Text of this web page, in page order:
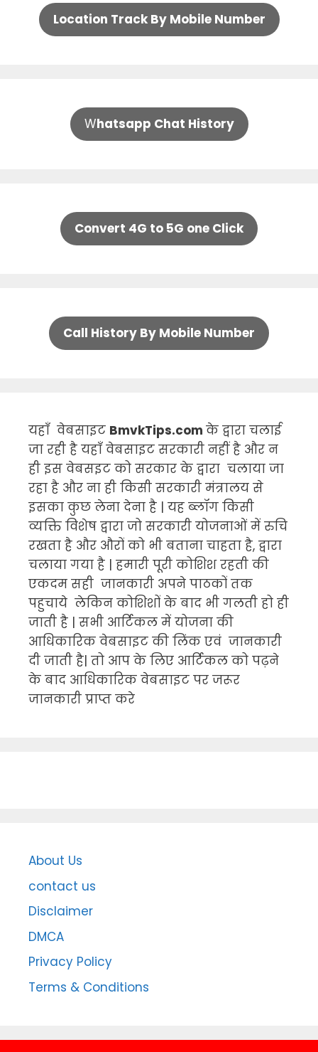
Location Track By Mobile Number
Whatsapp Chat History
Convert 4G to 5G one Click
Call History By Mobile Number
यहाँ वेबसाइट BmvkTips.com के द्वारा चलाई
जा रही है यहाँ वेबसाइट सरकारी नहीं है और न
ही इस वेबसइट को सरकार के द्वारा चलाया जा
रहा है और ना ही किसी सरकारी मंत्रालय से
इसका कुछ लेना देना है | यह ब्लॉग किसी
व्यक्ति विशेष द्वारा जो सरकारी योजनाओं में रुचि
रखता है और औरों को भी बताना चाहता है, द्वारा
चलाया गया है | हमारी पूरी कोशिश रहती की
एकदम सही जानकारी अपने पाठकों तक
पहुचाये लेकिन कोशिशों के बाद भी गलती हो ही
जाती है | सभी आर्टिकल में योजना की
आधिकारिक वेबसाइट की लिंक एवं जानकारी
दी जाती है| तो आप के लिए आर्टिकल को पढ़ने
के बाद आधिकारिक वेबसाइट पर जरूर
जानकारी प्राप्त करे
About Us
contact us
Disclaimer
DMCA
Privacy Policy
Terms & Conditions